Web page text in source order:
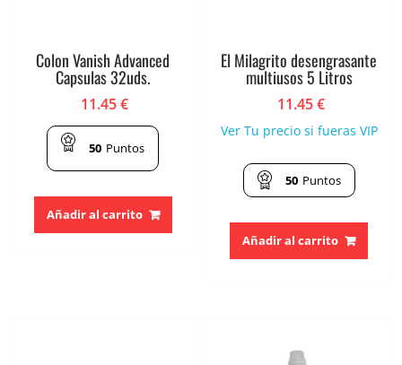
Colon Vanish Advanced
Capsulas 32uds.
11.45€
50 Puntos
Añadir al carrito
El Milagrito desengrasante
multiusos 5 Litros
11.45€
Ver Tu precio si fueras VIP
50 Puntos
Añadir al carrito